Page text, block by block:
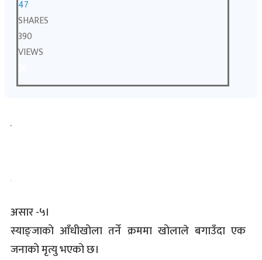
47
SHARES
390
VIEWS
असार -५।
स्याङ्जाको आँधीखोला तर्ने क्रममा खोलाले बगाउँदा एक
जनाको मृत्यु भएको छ।